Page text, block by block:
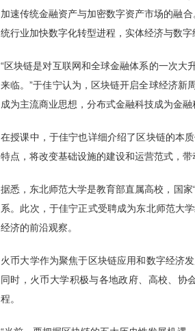
加速传统金融资产与加密数字资产市场的融
统行业加快数字化转型进程，实体经济与数
“区块链是对互联网和全球金融体系的一次大
来临。”于佳宁认为，区块链开启全球经济新
成为主流商业思想，分布式金融科技成为金融
在授课中，于佳宁也详细介绍了区块链的本
特点，将改变基础设施的建设和运营范式，
据悉，东北师范大学是教育部直属高校，国
系。此次，于佳宁正式受聘成为东北师范大
经济的前沿观察。
火币大学作为聚焦于区块链应用和数字经济
同时，火币大学积极与各地政府、高校、协
程。